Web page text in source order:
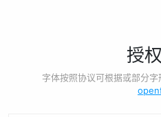
授
字体按照协议可根据或部分字